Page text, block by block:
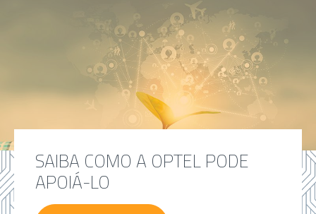
SAIBA COMO A OPTEL PODE
APOIÁ-LO